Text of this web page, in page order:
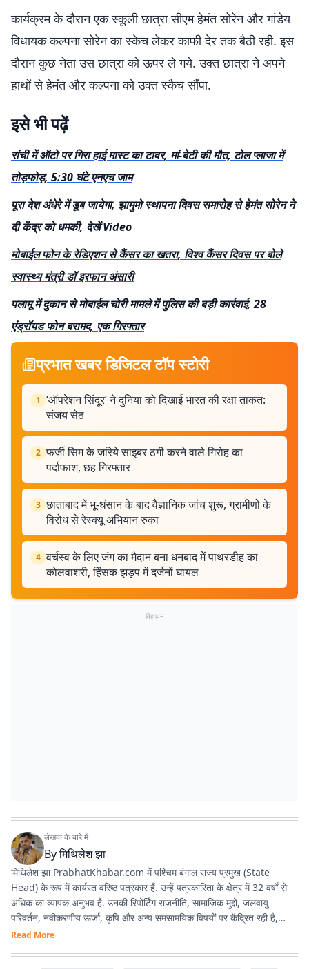
कार्यक्रम के दौरान एक स्कूली छात्रा सीएम हेमंत सोरेन और गांडेय
विधायक कल्पना सोरेन का स्केच लेकर काफी देर तक बैठी रही. इस
दौरान कुछ नेता उस छात्रा को ऊपर ले गये. उक्त छात्रा ने अपने
हाथों से हेमंत और कल्पना को उक्त स्कैच सौंपा.
इसे भी पढ़ें
रांची में ऑटो पर गिरा हाई मास्ट का टावर, मां-बेटी की मौत, टोल प्लाजा में
तोड़फोड़, 5:30 घंटे एनएच जाम
पूरा देश अंधेरे में डूब जायेगा, झामुमो स्थापना दिवस समारोह से हेमंत सोरेन ने
दी केंद्र को धमकी, देखें Video
मोबाईल फोन के रेडिएशन से कैंसर का खतरा, विश्व कैंसर दिवस पर बोले
स्वास्थ्य मंत्री डॉ इरफान अंसारी
पलामू में दुकान से मोबाईल चोरी मामले में पुलिस की बड़ी कार्रवाई, 28
एंड्रॉयड फोन बरामद, एक गिरफ्तार
प्रभात खबर डिजिटल टॉप स्टोरी
1 ‘ऑपरेशन सिंदूर’ ने दुनिया को दिखाई भारत की रक्षा ताकत:
संजय सेठ
2 फर्जी सिम के जरिये साइबर ठगी करने वाले गिरोह का
पर्दाफाश, छह गिरफ्तार
3 छाताबाद में भू-धंसान के बाद वैज्ञानिक जांच शुरू, ग्रामीणों के
विरोध से रेस्क्यू अभियान रुका
4 वर्चस्व के लिए जंग का मैदान बना धनबाद में पाथरडीह का
कोलवाशरी, हिंसक झड़प में दर्जनों घायल
विज्ञापन
लेखक के बारे में
Byमिथिलेश झा
मिथिलेश झा PrabhatKhabar.com में पश्चिम बंगाल राज्य प्रमुख (State
Head) के रूप में कार्यरत वरिष्ठ पत्रकार हैं. उन्हें पत्रकारिता के क्षेत्र में 32 वर्षों से
अधिक का व्यापक अनुभव है. उनकी रिपोर्टिंग राजनीति, सामाजिक मुद्दों, जलवायु
परिवर्तन, नवीकरणीय ऊर्जा, कृषि और अन्य समसामयिक विषयों पर केंद्रित रही है,
जिससे वे क्षेत्रीय पत्रकारिता में एक विश्वसनीय और प्रामाणिक पत्रकार के रूप में
Read More